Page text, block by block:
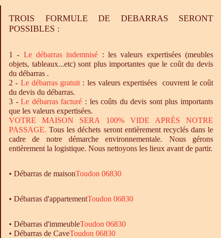
TROIS FORMULE DE DEBARRAS SERONT
POSSIBLES :
1 - Ledébarras indemnisé : les valeurs expertisées (meubles
objets, tableaux...etc) sont plus importantes que le coût du devis
du débarras .
2 - Le débarrasgratuit : les valeurs expertisées couvrent le coût
du devis du débarras.
3 -Le débarrasfacturé : les coûts du devis sont plus importants
que les valeurs expertisées.
VOTRE MAISON SERA 100% VIDE APRÈS NOTRE
PASSAGE. Tous les déchets seront entièrement recyclés dans le
cadre de notre démarche environnementale. Nous gérons
entièrement la logistique. Nous nettoyons les lieux avant de partir.
• Débarras de maisonToudon 06830
• Débarras d'appartementToudon 06830
• Débarras d'immeubleToudon 06830
• Débarras de CaveToudon 06830